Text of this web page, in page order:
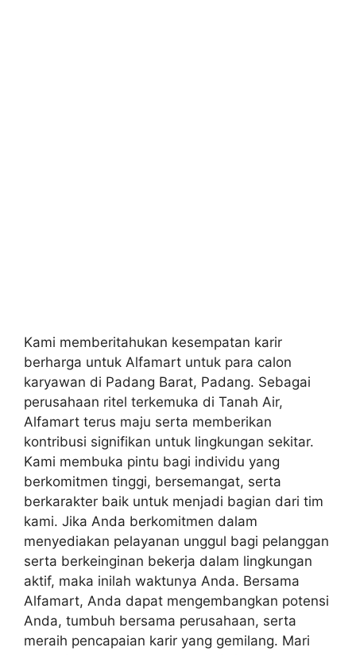
Kami memberitahukan kesempatan karir
berharga untuk Alfamart untuk para calon
karyawan di Padang Barat, Padang. Sebagai
perusahaan ritel terkemuka di Tanah Air,
Alfamart terus maju serta memberikan
kontribusi signifikan untuk lingkungan sekitar.
Kami membuka pintu bagi individu yang
berkomitmen tinggi, bersemangat, serta
berkarakter baik untuk menjadi bagian dari tim
kami. Jika Anda berkomitmen dalam
menyediakan pelayanan unggul bagi pelanggan
serta berkeinginan bekerja dalam lingkungan
aktif, maka inilah waktunya Anda. Bersama
Alfamart, Anda dapat mengembangkan potensi
Anda, tumbuh bersama perusahaan, serta
meraih pencapaian karir yang gemilang. Mari